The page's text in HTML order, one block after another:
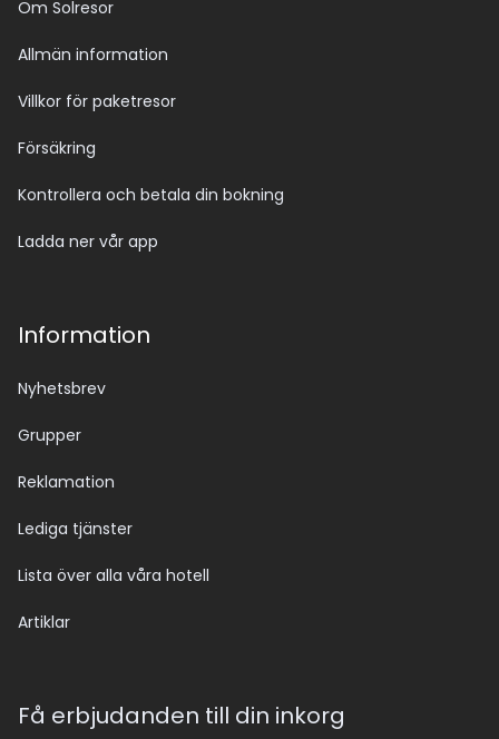
Om Solresor
Allmän information
Villkor för paketresor
Försäkring
Kontrollera och betala din bokning
Ladda ner vår app
Information
Nyhetsbrev
Grupper
Reklamation
Lediga tjänster
Lista över alla våra hotell
Artiklar
Få erbjudanden till din inkorg